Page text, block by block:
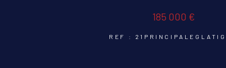
185 000 €
REF :